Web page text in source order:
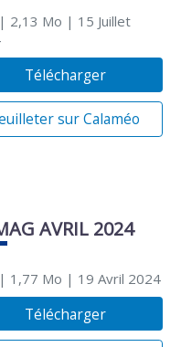
2,13 Mo | 15 Juillet
Télécharger
sur Calaméo
AVRIL 2024
1,77 Mo | 19 Avril 2024
Télécharger